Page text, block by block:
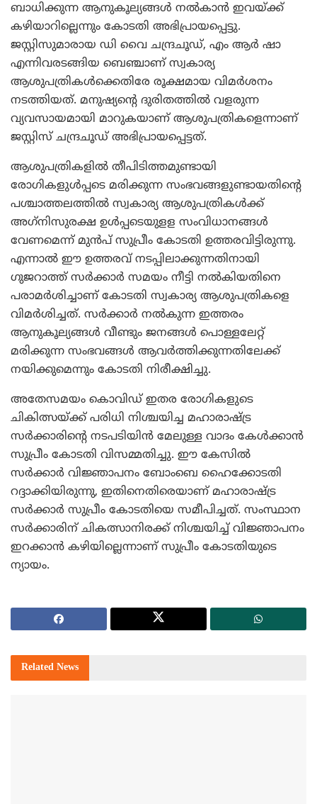
ബാധിക്കുന്ന ആനുകൂല്യങ്ങള്‍ നല്‍കാന്‍ ഇവയ്ക്ക്
കഴിയാറില്ലെന്നും കോടതി അഭിപ്രായപ്പെട്ടു.
ജസ്റ്റിസുമാരായ ഡി വൈ ചന്ദ്രചൂഡ്, എം ആര്‍ ഷാ
എന്നിവരടങ്ങിയ ബെഞ്ചാണ് സ്വകാര്യ
ആശുപത്രികള്‍ക്കെതിരേ രൂക്ഷമായ വിമര്‍ശനം
നടത്തിയത്. മനുഷ്യന്റെ ദുരിതത്തില്‍ വളരുന്ന
വ്യവസായമായി മാറുകയാണ് ആശുപത്രികളെന്നാണ്
ജസ്റ്റിസ് ചന്ദ്രചൂഡ് അഭിപ്രായപ്പെട്ടത്.
ആശുപത്രികളില്‍ തീപിടിത്തമുണ്ടായി
രോഗികളുള്‍പ്പടെ മരിക്കുന്ന സംഭവങ്ങളുണ്ടായതിന്റെ
പശ്ചാത്തലത്തില്‍ സ്വകാര്യ ആശുപത്രികള്‍ക്ക്
അഗ്‌നിസുരക്ഷ ഉള്‍പ്പടെയുളള സംവിധാനങ്ങള്‍
വേണമെന്ന് മുന്‍പ് സുപ്രീം കോടതി ഉത്തരവിട്ടിരുന്നു.
എന്നാല്‍ ഈ ഉത്തരവ് നടപ്പിലാക്കുന്നതിനായി
ഗുജറാത്ത് സര്‍ക്കാര്‍ സമയം നീട്ടി നല്‍കിയതിനെ
പരാമര്‍ശിച്ചാണ് കോടതി സ്വകാര്യ ആശുപത്രികളെ
വിമര്‍ശിച്ചത്. സര്‍ക്കാര്‍ നല്‍കുന്ന ഇത്തരം
ആനുകൂല്യങ്ങള്‍ വീണ്ടും ജനങ്ങള്‍ പൊള്ളലേറ്റ്
മരിക്കുന്ന സംഭവങ്ങള്‍ ആവര്‍ത്തിക്കുന്നതിലേക്ക്
നയിക്കുമെന്നും കോടതി നിരീക്ഷിച്ചു.
അതേസമയം കൊവിഡ് ഇതര രോഗികളുടെ
ചികിത്സയ്ക്ക് പരിധി നിശ്ചയിച്ച മഹാരാഷ്ട്ര
സര്‍ക്കാരിന്റെ നടപടിയിന്‍ മേലുള്ള വാദം കേള്‍ക്കാന്‍
സുപ്രീം കോടതി വിസമ്മതിച്ചു. ഈ കേസില്‍
സര്‍ക്കാര്‍ വിജ്ഞാപനം ബോംബെ ഹൈക്കോടതി
റദ്ദാക്കിയിരുന്നു, ഇതിനെതിരെയാണ് മഹാരാഷ്ട്ര
സര്‍ക്കാര്‍ സുപ്രീം കോടതിയെ സമീപിച്ചത്. സംസ്ഥാന
സര്‍ക്കാരിന് ചികത്സാനിരക്ക് നിശ്ചയിച്ച് വിജ്ഞാപനം
ഇറക്കാന്‍ കഴിയില്ലെന്നാണ് സുപ്രീം കോടതിയുടെ
ന്യായം.
Related News